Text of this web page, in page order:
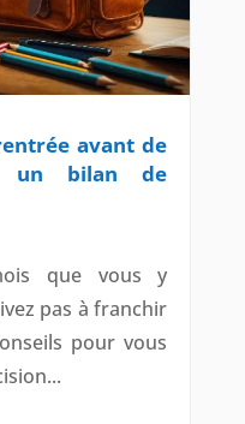
avant de
un bilan de
que vous y
pas à franchir
pour vous